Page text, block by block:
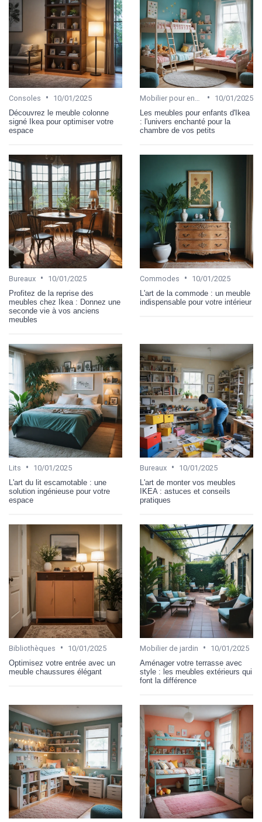
Consoles •
10/01/2025
Découvrez le meuble colonne
signé Ikea pour optimiser votre
espace
•
10/01/2025
Les meubles pour enfants d'Ikea
: l'univers enchanté pour la
chambre de vos petits
Bureaux •
10/01/2025
Profitez de la reprise des
meubles chez Ikea : Donnez une
seconde vie à vos anciens
meubles
Commodes •
10/01/2025
L'art de la commode : un meuble
indispensable pour votre intérieur
Lits •
10/01/2025
L'art du lit escamotable : une
solution ingénieuse pour votre
espace
Bureaux •
10/01/2025
L'art de monter vos meubles
IKEA : astuces et conseils
pratiques
Bibliothèques •
10/01/2025
Optimisez votre entrée avec un
meuble chaussures élégant
Mobilier de jardin •
10/01/2025
Aménager votre terrasse avec
style : les meubles extérieurs qui
font la différence